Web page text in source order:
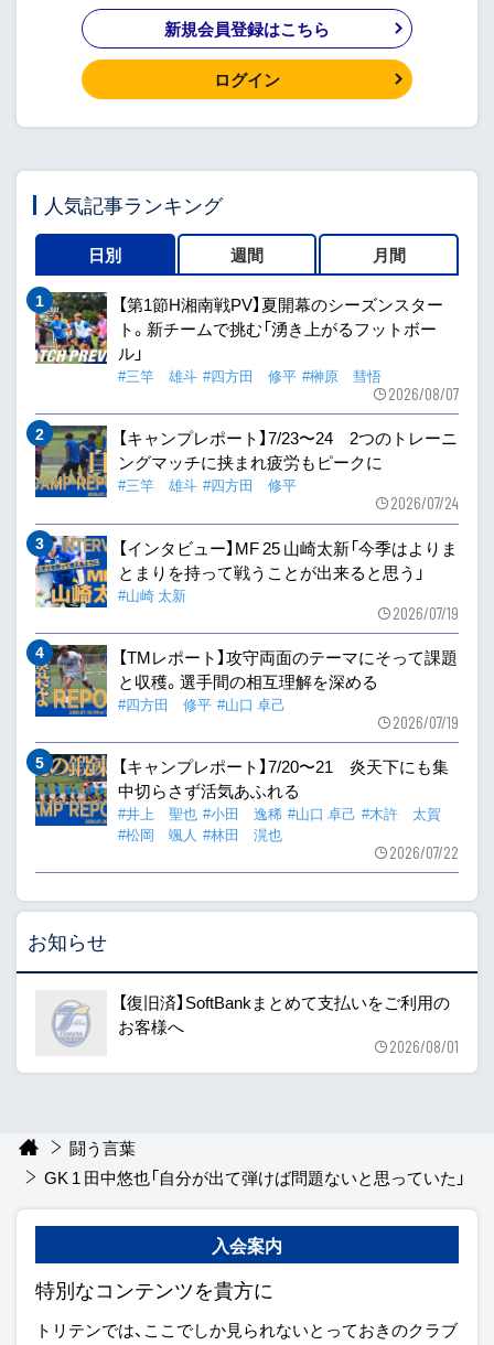
新規会員登録はこちら
ログイン
人気記事ランキング
日別 週間 月間
【第1節H湘南戦PV】夏開幕のシーズンスター
ト。新チームで挑む「湧き上がるフットボー
ル」
#三竿 雄斗 #四方田 修平 #榊原 彗悟
2026/08/07
【キャンプレポート】7/23〜24 2つのトレーニ
ングマッチに挟まれ疲労もピークに
#三竿 雄斗 #四方田 修平
2026/07/24
【インタビュー】MF 25 山崎太新「今季はよりま
とまりを持って戦うことが出来ると思う」
#山崎 太新
2026/07/19
【TMレポート】攻守両面のテーマにそって課題
と収穫。選手間の相互理解を深める
#四方田 修平 #山口 卓己
2026/07/19
【キャンプレポート】7/20〜21 炎天下にも集
中切らさず活気あふれる
#井上 聖也 #小田 逸稀 #山口 卓己 #木許 太賀
#松岡 颯人 #林田 滉也
2026/07/22
お知らせ
【復旧済】SoftBankまとめて支払いをご利用の
お客様へ
2026/08/01
闘う言葉
GK 1 田中悠也「自分が出て弾けば問題ないと思っていた」
入会案内
特別なコンテンツを貴方に
トリテンでは、ここでしか見られないとっておきのクラブ